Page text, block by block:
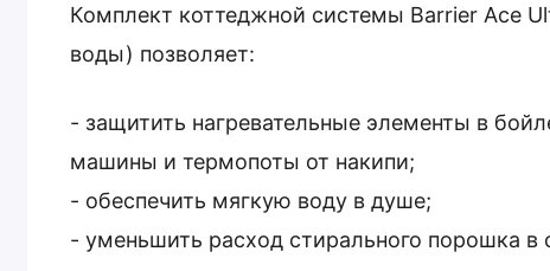
Комплект коттеджной системы Barrier Ace
воды) позволяет:
- защитить нагревательные элементы в
машины и термопоты от накипи;
- обеспечить мягкую воду в душе;
- уменьшить расход стирального порошка